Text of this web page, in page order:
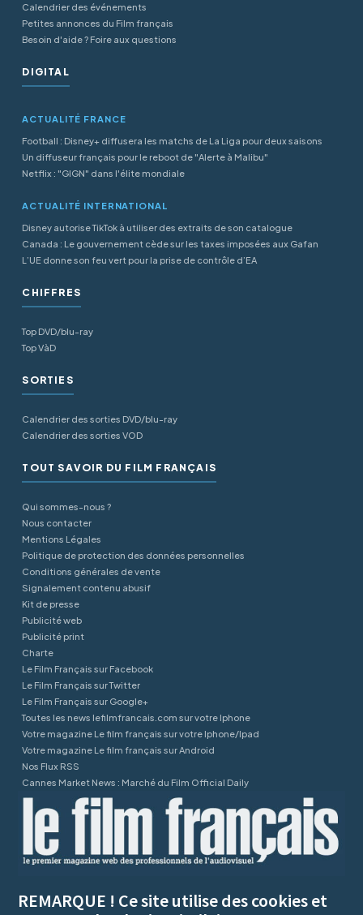
Calendrier des événements
Petites annonces du Film français
Besoin d'aide ? Foire aux questions
DIGITAL
ACTUALITÉ FRANCE
Football : Disney+ diffusera les matchs de La Liga pour deux saisons
Un diffuseur français pour le reboot de "Alerte à Malibu"
Netflix : "GIGN" dans l'élite mondiale
ACTUALITÉ INTERNATIONAL
Disney autorise TikTok à utiliser des extraits de son catalogue
Canada : Le gouvernement cède sur les taxes imposées aux Gafan
L’UE donne son feu vert pour la prise de contrôle d’EA
CHIFFRES
Top DVD/blu-ray
Top VàD
SORTIES
Calendrier des sorties DVD/blu-ray
Calendrier des sorties VOD
TOUT SAVOIR DU FILM FRANÇAIS
Qui sommes-nous ?
Nous contacter
Mentions Légales
Politique de protection des données personnelles
Conditions générales de vente
Signalement contenu abusif
Kit de presse
Publicité web
Publicité print
Charte
Le Film Français sur Facebook
Le Film Français sur Twitter
Le Film Français sur Google+
Toutes les news lefilmfrancais.com sur votre Iphone
Votre magazine Le film français sur votre Iphone/Ipad
Votre magazine Le film français sur Android
Nos Flux RSS
Cannes Market News : Marché du Film Official Daily
REMARQUE ! Ce site utilise des cookies et